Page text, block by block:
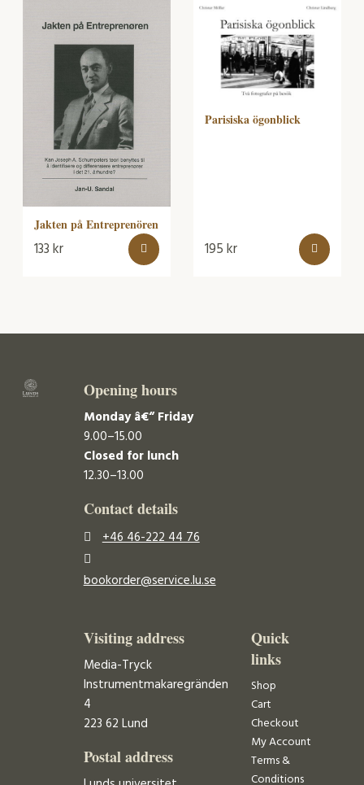
Jakten på Entreprenören
133kr
Parisiska ögonblick
195kr
Opening hours
Monday â€“ Friday
9.00–15.00
Closed for lunch
12.30–13.00
Contact details
+46 46-222 44 76
bookorder@service.lu.se
Visiting address
Media-Tryck
Instrumentmakaregränden
4
223 62 Lund
Postal address
Quick
links
Shop
Cart
Checkout
My Account
Terms &
Conditions